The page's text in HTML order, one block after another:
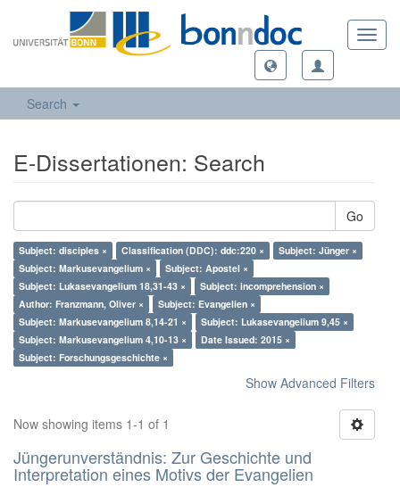
Search
E-Dissertationen: Search
Go
Subject: disciples × Classification (DDC): ddc:220 ×
Subject: Jünger ×
Subject: Markusevangelium ×
Subject: Apostel ×
Subject: Lukasevangelium 18,31-43 ×
Subject: incomprehension ×
Author: Franzmann, Oliver ×
Subject: Evangelien ×
Subject: Markusevangelium 8,14-21 ×
Subject: Lukasevangelium 9,45 ×
Subject: Markusevangelium 4,10-13 ×
Date Issued: 2015 ×
Subject: Forschungsgeschichte ×
Show Advanced Filters
Now showing items 1-1 of 1
Jüngerunverständnis: Zur Geschichte und
Interpretation eines Motivs der Evangelien